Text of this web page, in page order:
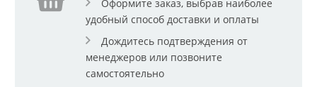
Оформите заказ, выбрав наиболее
удобный способ доставки и оплаты
Дождитесь подтверждения от
менеджеров или позвоните
самостоятельно